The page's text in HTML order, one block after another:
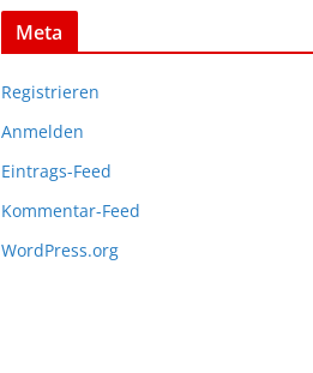
Meta
Registrieren
Anmelden
Eintrags-Feed
Kommentar-Feed
WordPress.org